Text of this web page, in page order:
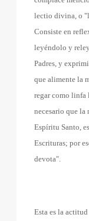
lectio divina, o
Consiste en
leyéndolo y
Padres, y
que alimente la
regar como linfa
necesario que la
Espíritu Santo,
Escrituras; por
devota".
Esta es la